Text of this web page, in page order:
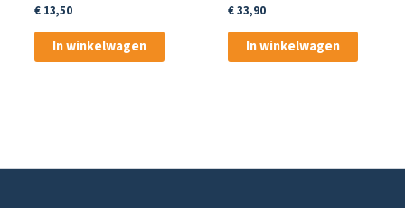
€13,50
In winkelwagen
ml
€33,90
In winkelwagen